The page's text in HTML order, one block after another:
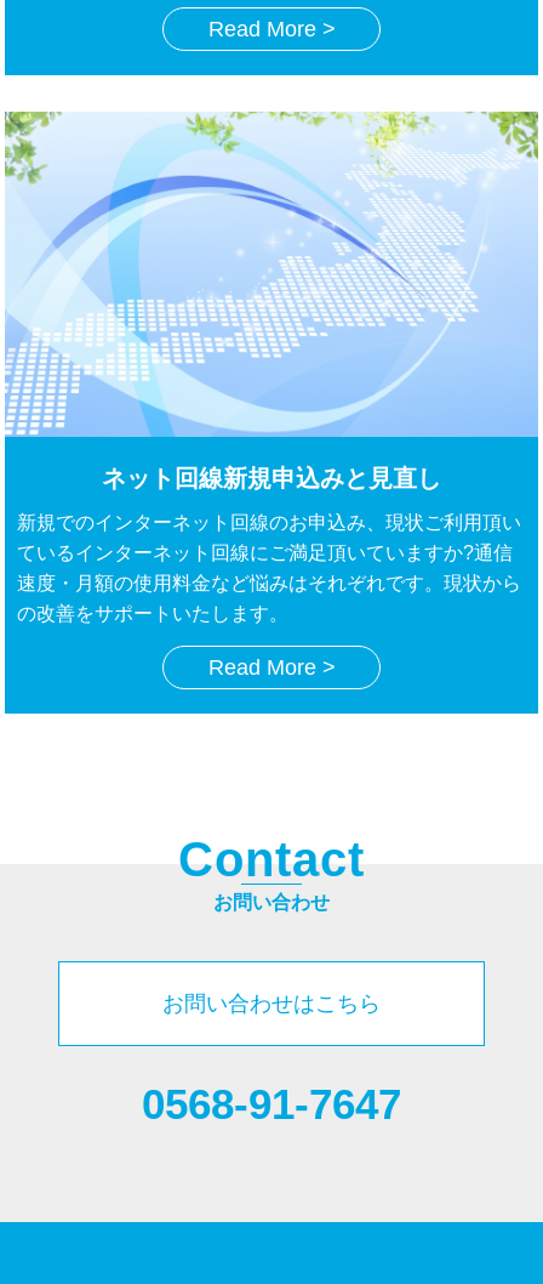
Read More >
ネット回線新規申込みと見直し
新規でのインターネット回線のお申込み、現状ご利用頂い
ているインターネット回線にご満足頂いていますか?通信
速度・月額の使用料金など悩みはそれぞれです。現状から
の改善をサポートいたします。
Read More >
Contact
お問い合わせ
お問い合わせはこちら
0568-91-7647